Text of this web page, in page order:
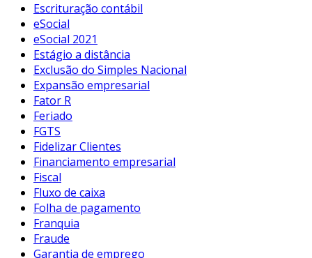
Escrituração contábil
eSocial
eSocial 2021
Estágio a distância
Exclusão do Simples Nacional
Expansão empresarial
Fator R
Feriado
FGTS
Fidelizar Clientes
Financiamento empresarial
Fiscal
Fluxo de caixa
Folha de pagamento
Franquia
Fraude
Garantia de emprego